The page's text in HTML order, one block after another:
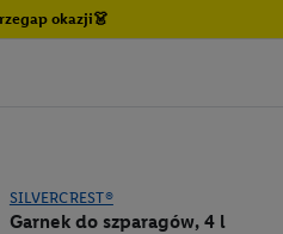
okazji👗
SILVERCREST®
Garnek do szparagów, 4 l